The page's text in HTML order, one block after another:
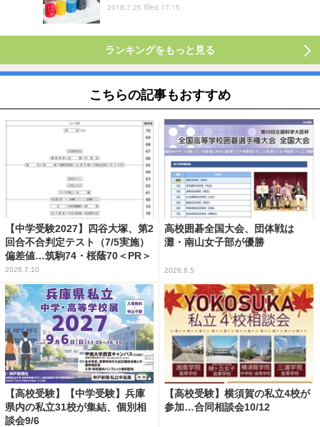
2018.7.25 Wed 17:15
ランキングをもっと見る
こちらの記事もおすすめ
【中学受験2027】四谷大塚、第2
回合不合判定テスト（7/5実施）
偏差値…筑駒74・桜蔭70＜PR＞
2026.7.10
高校囲碁全国大会、団体戦は
灘・南山女子部が優勝
2026.8.5
【高校受験】【中学受験】兵庫
県内の私立31校が集結、個別相
談会9/6
【高校受験】横須賀の私立4校が
参加…合同相談会10/12